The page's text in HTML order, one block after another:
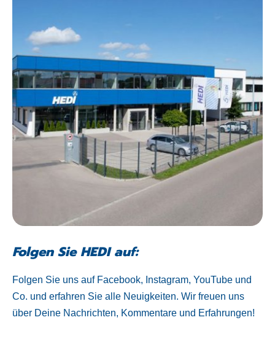
Folgen Sie HEDI auf:
Folgen Sie uns auf Facebook, Instagram, YouTube und
Co. und erfahren Sie alle Neuigkeiten. Wir freuen uns
über Deine Nachrichten, Kommentare und Erfahrungen!